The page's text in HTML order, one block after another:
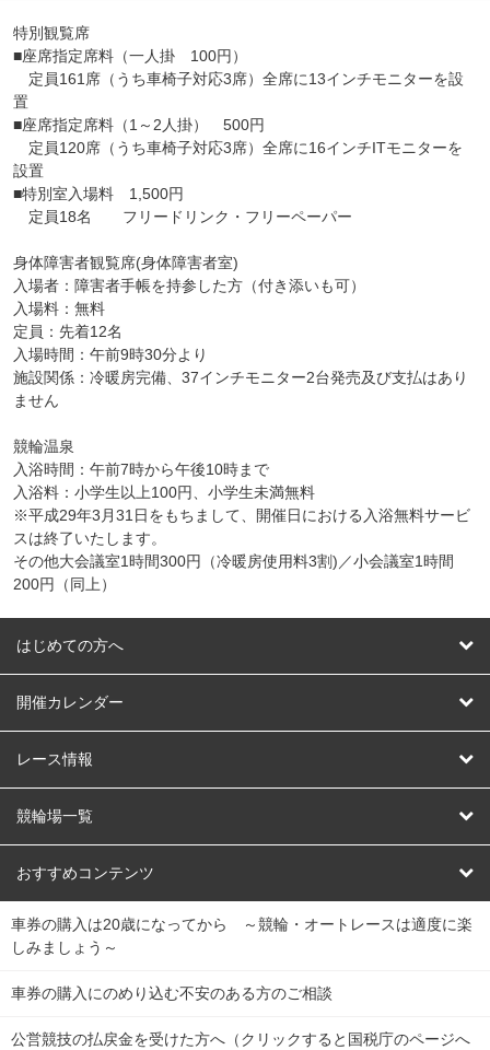
特別観覧席
■座席指定席料（一人掛 100円）
定員161席（うち車椅子対応3席）全席に13インチモニターを設
置
■座席指定席料（1～2人掛） 500円
定員120席（うち車椅子対応3席）全席に16インチITモニターを
設置
■特別室入場料 1,500円
定員18名 フリードリンク・フリーペーパー
身体障害者観覧席(身体障害者室)
入場者：障害者手帳を持参した方（付き添いも可）
入場料：無料
定員：先着12名
入場時間：午前9時30分より
施設関係：冷暖房完備、37インチモニター2台発売及び支払はあり
ません
競輪温泉
入浴時間：午前7時から午後10時まで
入浴料：小学生以上100円、小学生未満無料
※平成29年3月31日をもちまして、開催日における入浴無料サービ
スは終了いたします。
その他大会議室1時間300円（冷暖房使用料3割)／小会議室1時間
200円（同上）
はじめての方へ
はじめての方へ
開催カレンダー
競輪
オートレース
競輪くじ
Dokanto!
チャリロトプラザ
レース情報
レース予想
レース結果
キャリーオーバー一覧
競輪場一覧
北日本 函館競輪場
関
東
弥彦競輪場 前橋競輪場 取手競輪場 宇都宮競輪場
おすすめコンテンツ
競輪選手情報
Perfecta Navi
netkeirin
車券の購入は20歳になってから ～競輪・オートレースは適度に楽
しみましょう～
車券の購入にのめり込む不安のある方のご相談
公営競技の払戻金を受けた方へ（クリックすると国税庁のページへ